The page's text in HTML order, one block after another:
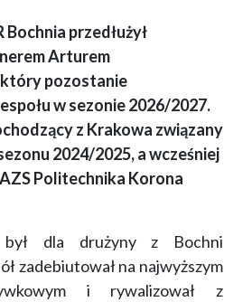
przedłużył
Arturem
pozostanie
w sezonie 2026/2027.
z Krakowa związany
2024/2025, a wcześniej
Politechnika Korona
był dla drużyny z Bochni
zadebiutował na najwyższym
i rywalizował z